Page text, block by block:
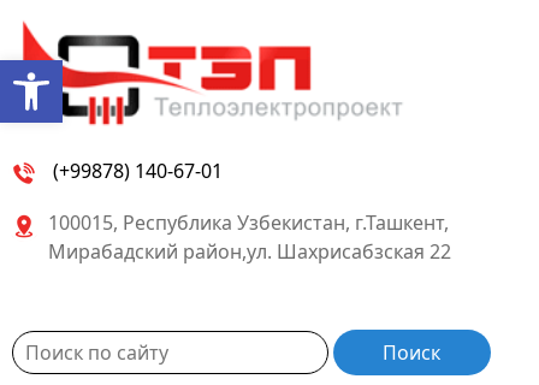
Open toolbar
(+99878) 140-67-01
100015, Республика Узбекистан, г.Ташкент,
Мирабадский район,ул. Шахрисабзская 22